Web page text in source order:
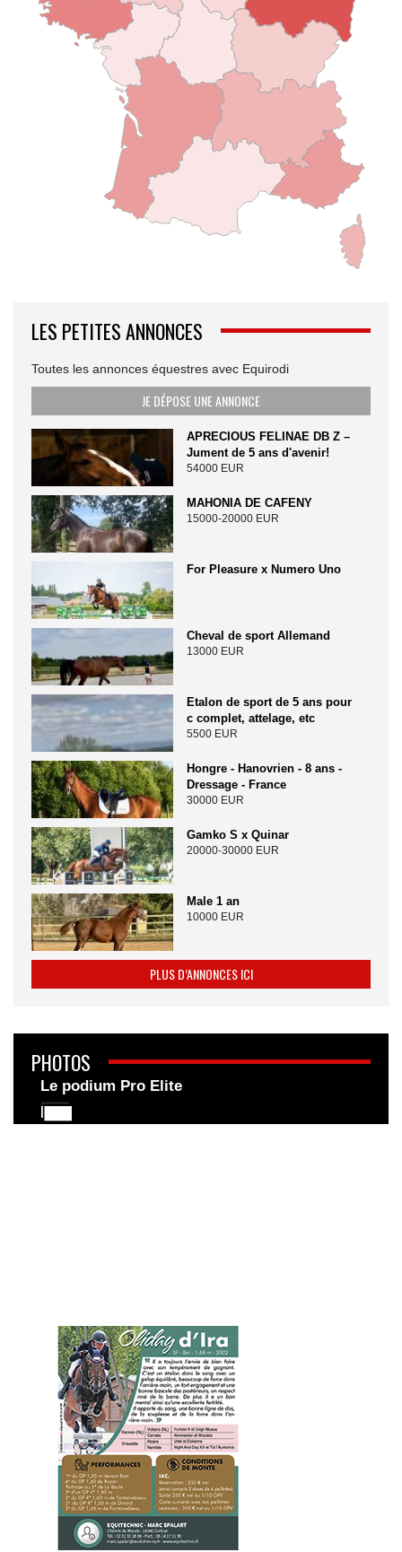
LES PETITES ANNONCES
Toutes les annonces équestres avec Equirodi
JE DÉPOSE UNE ANNONCE
APRECIOUS FELINAE DB Z –
Jument de 5 ans d'avenir!
54000 EUR
MAHONIA DE CAFENY
15000-20000 EUR
For Pleasure x Numero Uno
Cheval de sport Allemand
13000 EUR
Etalon de sport de 5 ans pour
c complet, attelage, etc
5500 EUR
Hongre - Hanovrien - 8 ans -
Dressage - France
30000 EUR
Gamko S x Quinar
20000-30000 EUR
Male 1 an
10000 EUR
PLUS D’ANNONCES ICI
PHOTOS
Le podium Pro Elite